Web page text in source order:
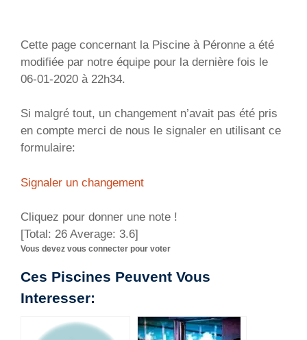
Cette page concernant la Piscine à Péronne a été
modifiée par notre équipe pour la dernière fois le
06-01-2020 à 22h34.
Si malgré tout, un changement n’avait pas été pris
en compte merci de nous le signaler en utilisant ce
formulaire:
Signaler un changement
Cliquez pour donner une note !
[Total: 26 Average: 3.6]
Vous devez vous connecter pour voter
Ces Piscines Peuvent Vous
Interesser: